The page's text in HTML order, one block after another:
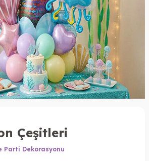
Çeşitleri
Parti Dekorasyonu